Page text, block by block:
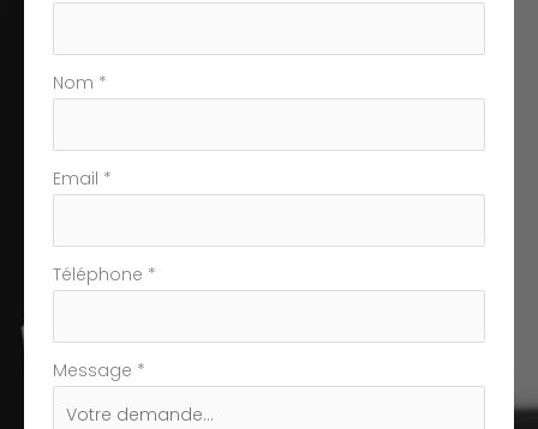
téléphone
Nom *
Email *
Téléphone *
Message *